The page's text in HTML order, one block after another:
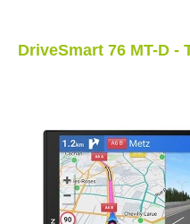
DriveSmart 76 MT-D -